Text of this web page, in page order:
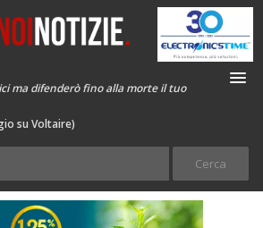
ma difenderò fino alla morte il tuo
su Voltaire)